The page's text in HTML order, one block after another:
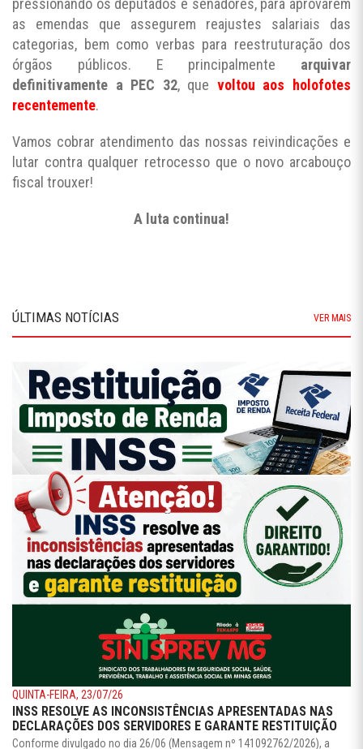
pressionando os deputados e senadores, para aprovarem
as emendas que assegurem reajustes salariais das
categorias, bem como verbas para reestruturação dos
órgãos públicos. E principalmente arquivar
definitivamente a PEC 32, que voltou aos holofotes
recentemente.
Vamos cobrar atendimento das nossas reivindicações e
lutar contra qualquer retrocesso que o novo arcabouço
fiscal trouxer!
A luta continua!
ÚLTIMAS NOTÍCIAS VER MAIS
QUINTA-FEIRA, 23/07/26
INSS RESOLVE AS INCONSISTÊNCIAS APRESENTADAS NAS
DECLARAÇÕES DOS SERVIDORES E GARANTE RESTITUIÇÃO
Conforme divulgado no dia 26/06 (Mensagem nº 141092762/2026), a